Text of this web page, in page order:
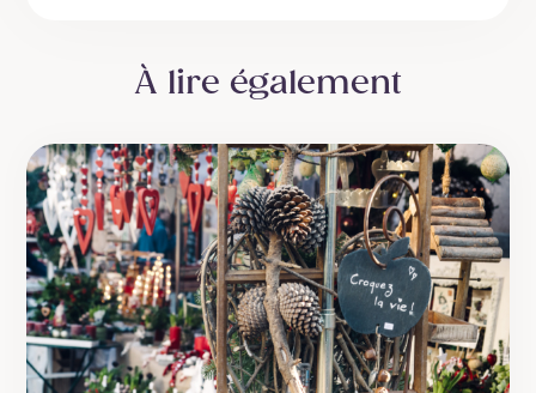
À lire également